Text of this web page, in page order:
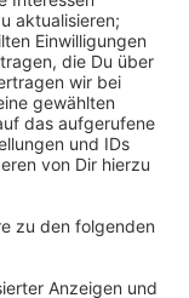
wegen der